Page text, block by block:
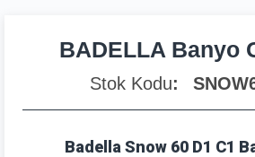
BADELLA Banyo
Stok Kodu
Badella Snow 60 D1 C1